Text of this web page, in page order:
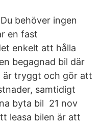
behöver ingen
en fast
enkelt att hålla
begagnad bil där
är tryggt och gör att
samtidigt
byta bil 21 nov
leasa bilen är att